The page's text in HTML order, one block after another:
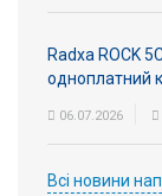
Radxa ROCK
одноплатний
06.07.2026
Всі новини